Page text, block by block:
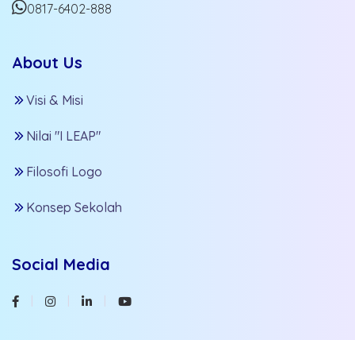
0817-6402-888
About Us
Visi & Misi
Nilai "I LEAP"
Filosofi Logo
Konsep Sekolah
Social Media
FacebookInstagramLinkedinYoutube